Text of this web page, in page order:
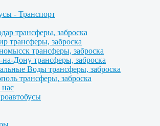
- Транспорт
трансферы, заброска
трансферы, заброска
трансферы, заброска
на-Дону трансферы, заброска
Воды трансферы, заброска
трансферы, заброска